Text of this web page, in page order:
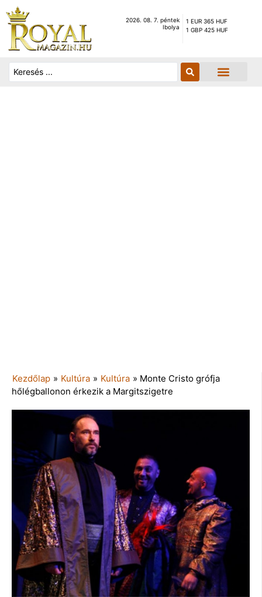
2026. 08. 7. péntek
Ibolya
1 EUR 365 HUF
1 GBP 425 HUF
Kezdőlap » Kultúra » Kultúra » Monte Cristo grófja
hőlégballonon érkezik a Margitszigetre